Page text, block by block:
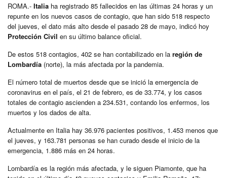
ROMA.- Italia ha registrado 85 fallecidos en las últimas 24 horas y un
repunte en los nuevos casos de contagio, que han sido 518 respecto
del jueves, el dato más alto desde el pasado 28 de mayo, indicó hoy
Protección Civil en su último balance oficial.
De estos 518 contagios, 402 se han contabilizado en la región de
Lombardía (norte), la más afectada por la pandemia.
El número total de muertos desde que se inició la emergencia de
coronavirus en el país, el 21 de febrero, es de 33.774, y los casos
totales de contagio ascienden a 234.531, contando los enfermos, los
muertos y los dados de alta.
Actualmente en Italia hay 36.976 pacientes positivos, 1.453 menos que
el jueves, y 163.781 personas se han curado desde el inicio de la
emergencia, 1.886 más en 24 horas.
Lombardía es la región más afectada, y le siguen Piamonte, que ha